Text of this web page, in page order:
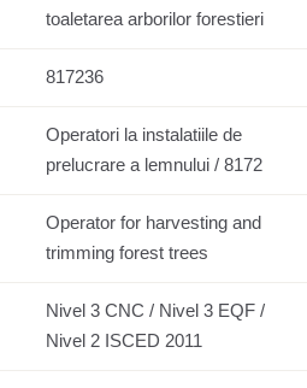
toaletarea arborilor forestieri
817236
Operatori la instalatiile de
prelucrare a lemnului / 8172
Operator for harvesting and
trimming forest trees
Nivel 3 CNC / Nivel 3 EQF /
Nivel 2 ISCED 2011